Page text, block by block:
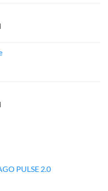
Current
28.00KM.
Current
PULSE 2.0